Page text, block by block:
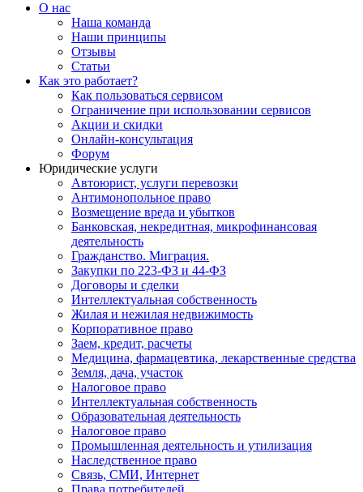
О нас
Наша команда
Наши принципы
Отзывы
Статьи
Как это работает?
Как пользоваться сервисом
Ограничение при использовании сервисов
Акции и скидки
Онлайн-консультация
Форум
Юридические услуги
Автоюрист, услуги перевозки
Антимонопольное право
Возмещение вреда и убытков
Банковская, некредитная, микрофинансовая
деятельность
Гражданство. Миграция.
Закупки по 223-ФЗ и 44-ФЗ
Договоры и сделки
Интеллектуальная собственность
Жилая и нежилая недвижимость
Корпоративное право
Заем, кредит, расчеты
Медицина, фармацевтика, лекарственные средства
Земля, дача, участок
Налоговое право
Интеллектуальная собственность
Образовательная деятельность
Налоговое право
Промышленная деятельность и утилизация
Наследственное право
Связь, СМИ, Интернет
Права потребителей